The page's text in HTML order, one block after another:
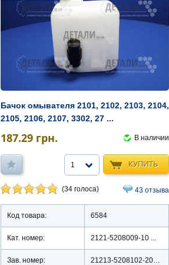
Бачок омывателя 2101, 2102, 2103, 2104,
2105, 2106, 2107, 3302, 27 ...
187.29 грн. В наличии
КУПИТЬ
1
(34 голоса) 43 отзыва
Код товара: 6584
Кат. номер: 2121-5208009-10 ...
Зав. номер: